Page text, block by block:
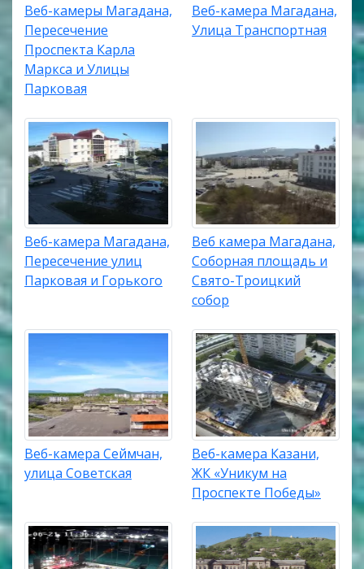
Веб-камеры Магадана,
Пересечение
Проспекта Карла
Маркса и Улицы
Парковая
Веб-камера Магадана,
Улица Транспортная
Веб-камера Магадана,
Пересечение улиц
Парковая и Горького
Веб камера Магадана,
Соборная площадь и
Свято-Троицкий
собор
Веб-камера Сеймчан,
улица Советская
Веб-камера Казани,
ЖК «Уникум на
Проспекте Победы»